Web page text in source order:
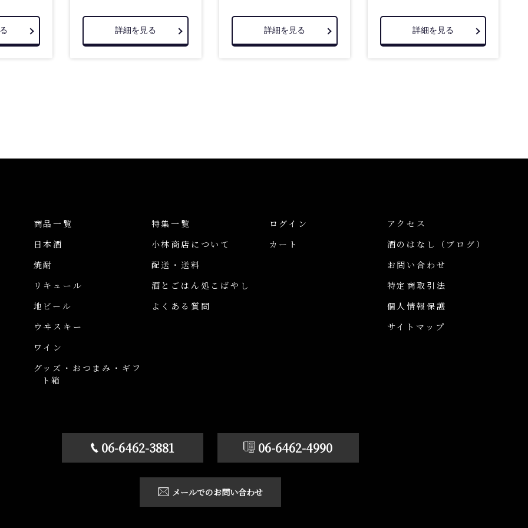
詳細を見る 詳細を見る 詳細を見る
商品一覧
日本酒
焼酎
リキュール
地ビール
ウヰスキー
ワイン
グッズ・おつまみ・ギフ
ト箱
特集一覧
小林商店について
配送・送料
酒とごはん処こばやし
よくある質問
ログイン
カート
アクセス
酒のはなし
（ブログ）
お問い合わせ
特定商取引法
個人情報保護
サイトマップ
06-6462-3881 06-6462-4990
メールでのお問い合わせ